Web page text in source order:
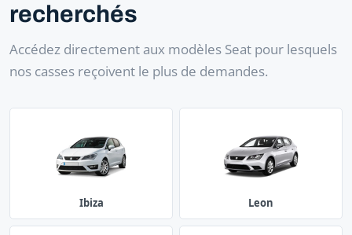
recherchés
Accédez directement aux modèles Seat pour lesquels
nos casses reçoivent le plus de demandes.
Ibiza Leon